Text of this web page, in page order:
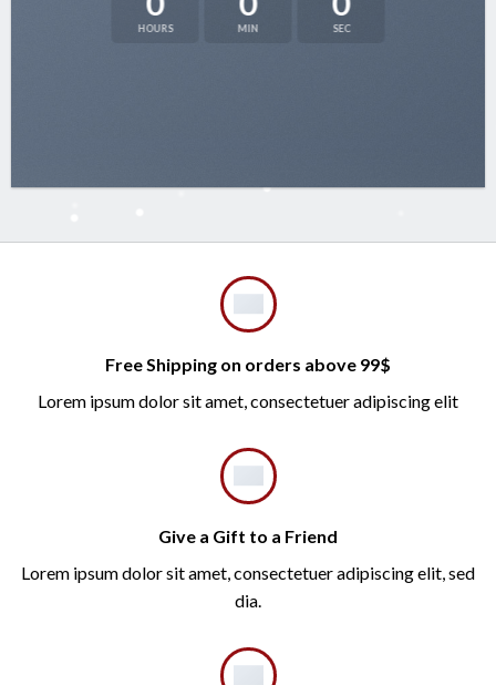
HOURS MIN SEC
Free Shipping on orders above 99$
Lorem ipsum dolor sit amet, consectetuer adipiscing elit
Give a Gift to a Friend
Lorem ipsum dolor sit amet, consectetuer adipiscing elit, sed
dia.